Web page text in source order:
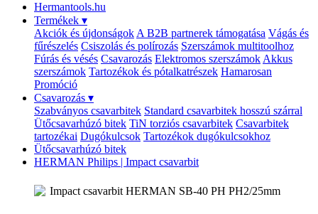
Hermantools.hu
Termékek ▾
Akciók és újdonságok A B2B partnerek támogatása Vágás és
fűrészelés Csiszolás és polírozás Szerszámok multitoolhoz
Fúrás és vésés Csavarozás Elektromos szerszámok Akkus
szerszámok Tartozékok és pótalkatrészek Hamarosan
Promóció
Csavarozás ▾
Szabványos csavarbitek Standard csavarbitek hosszú szárral
Ütőcsavarhúzó bitek TiN torziós csavarbitek Csavarbitek
tartozékai Dugókulcsok Tartozékok dugókulcsokhoz
Ütőcsavarhúzó bitek
HERMAN Philips | Impact csavarbit